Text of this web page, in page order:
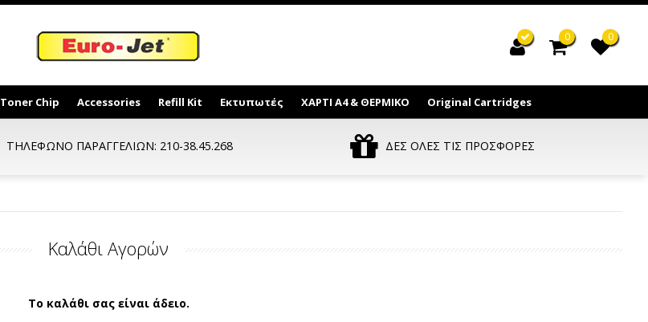
0 0
Toner Chip Accessories Refill Kit Εκτυπωτές ΧΑΡΤΙ Α4 & ΘΕΡΜΙΚΟ Original Cartridges
ΤΗΛΕΦΩΝΟ ΠΑΡΑΓΓΕΛΙΩΝ: 210-38.45.268 ΔΕΣ ΟΛΕΣ ΤΙΣ ΠΡΟΣΦΟΡΕΣ
Καλάθι Αγορών
Το καλάθι σας είναι άδειο.